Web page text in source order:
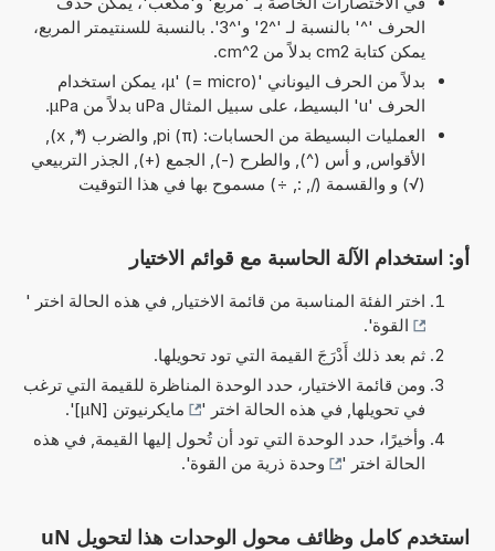
الحرف '^' بالنسبة لـ '^2' و'^3'. بالنسبة للسنتيمتر المربع،
يمكن كتابة cm2 بدلاً من cm^2.
بدلاً من الحرف اليوناني 'µ' (= micro)، يمكن استخدام
الحرف 'u' البسيط، على سبيل المثال uPa بدلاً من µPa.
العمليات البسيطة من الحسابات: pi (π), والضرب (*, x),
الأقواس, و أس (^), والطرح (-), الجمع (+), الجذر التربيعي
(√) و والقسمة (/, :, ÷) مسموح بها في هذا التوقيت
أو: استخدام الآلة الحاسبة مع قوائم الاختيار
اختر الفئة المناسبة من قائمة الاختيار, في هذه الحالة اختر '
القوة'.
ثم بعد ذلك أَدْرَجَ القيمة التي تود تحويلها.
ومن قائمة الاختيار، حدد الوحدة المناظرة للقيمة التي ترغب
في تحويلها, في هذه الحالة اختر '
مايكرنيوتن [µN]
'.
وأخيرًا، حدد الوحدة التي تود أن تُحول إليها القيمة, في هذه
الحالة اختر '
وحدة ذرية من القوة'.
استخدم كامل وظائف محول الوحدات هذا لتحويل uN